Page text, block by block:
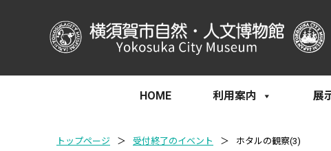
HOME 利用案内 展
トップページ ＞ 受付終了のイベント ＞ ホタルの観察(3)